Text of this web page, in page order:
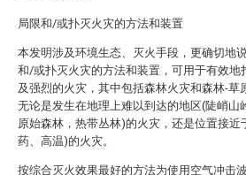
局限和/或扑灭火灾的方法和装置
本发明涉及环境生态、灭火手段，更确切地
和/或扑灭火灾的方法和装置，可用于有效地
及强烈的火灾，其中包括森林火灾和森林-草
无论是发生在地理上难以到达的地区(陡峭山
原始森林，热带丛林)的火灾，还是位置接近
药、高温)的火灾。
按综合灭火效果最好的方法为使用空气冲击